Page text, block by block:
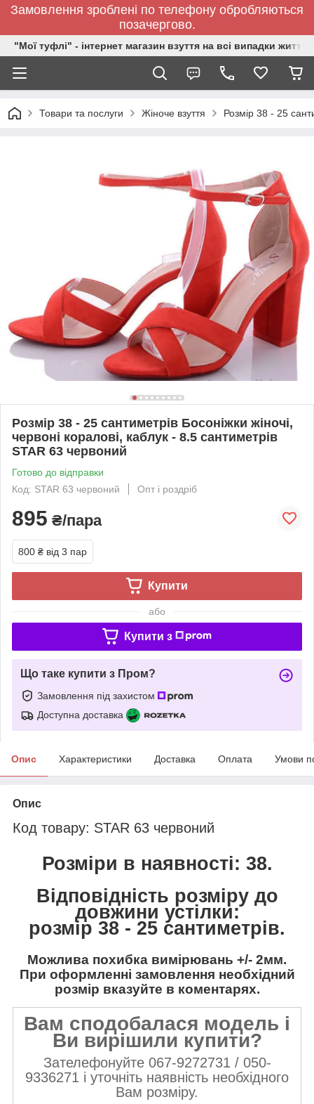
Замовлення зроблені по телефону обробляються
позачергово.
"Мої туфлі" - інтернет магазин взуття на всі випадки життя.
Товари та послуги Жіноче взуття Розмір 38 - 25
Розмір 38 - 25 сантиметрів Босоніжки жіночі,
червоні коралові, каблук - 8.5 сантиметрів
STAR 63 червоний
Готово до відправки
Код: STAR 63 червоний
Опт і роздріб
895 ₴/пара
800 ₴ від 3 пар
Купити
або
Купити з
Що таке купити з Пром?
Замовлення під захистом
Доступна доставка
Опис Характеристики Доставка Оплата Умови
Опис
Код товару: STAR 63 червоний
Розміри в наявності: 38.
Відповідність розміру до
довжини устілки:
розмір 38 - 25 сантиметрів.
Можлива похибка вимірювань +/- 2мм.
При оформленні замовлення необхідний
розмір вказуйте в коментарях.
Вам сподобалася модель і
Ви вирішили купити?
Зателефонуйте 067-9272731 / 050-
9336271 і уточніть наявність необхідного
Вам розміру.